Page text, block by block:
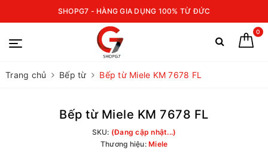
SHOPG7 - HÀNG GIA DỤNG 100% TỪ ĐỨC
0
Trang chủ Bếp từ Bếp từ Miele KM 7678 FL
Bếp từ Miele KM 7678 FL
SKU: (Đang cập nhật...)
Thương hiệu: Miele